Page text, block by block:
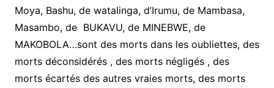
Moya, Bashu, de watalinga, d’Irumu, de Mambasa,
Masambo, de BUKAVU, de MINEBWE, de
MAKOBOLA…sont des morts dans les oubliettes, des
morts déconsidérés , des morts négligés , des
morts écartés des autres vraies morts, des morts